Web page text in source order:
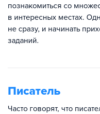
познакомиться со
в интересных местах.
не сразу, и начинать
заданий.
Писатель
Часто говорят, что